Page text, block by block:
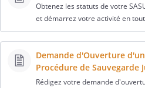
Obtenez les statuts de votre
et démarrez votre activité en
Demande d'Ouverture
Procédure de Sauvegarde
Rédigez votre demande